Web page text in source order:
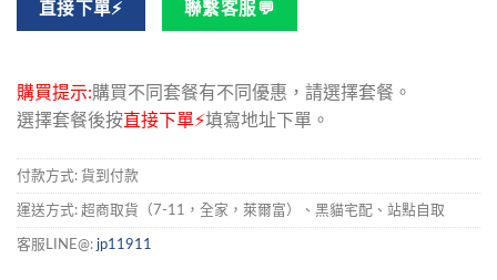
直接下單⚡ 聯繫客服💬
購買提示:購買不同套餐有不同優惠，請選擇套餐。
選擇套餐後按直接下單⚡填寫地址下單。
付款方式: 貨到付款
運送方式: 超商取貨（7-11，全家，萊爾富）、黑貓宅配、站點自取
客服LINE@: jp11911